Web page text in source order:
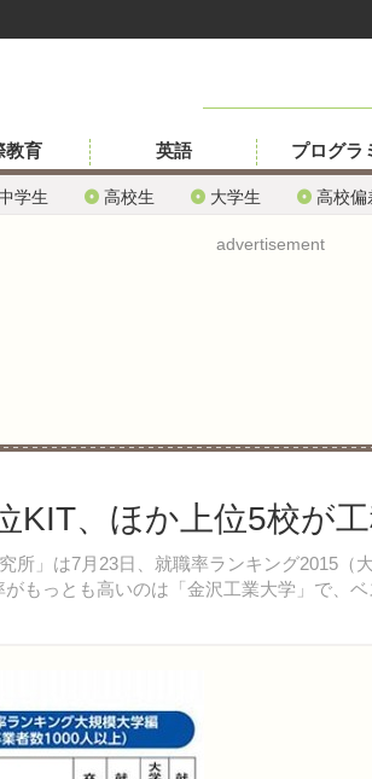
学生 高校生 大学生 高校偏
教育 英語 プログラ
advertisement
、ほか上位5校が
」は7月23日、就職率ランキング2015（
もっとも高いのは「金沢工業大学」で、